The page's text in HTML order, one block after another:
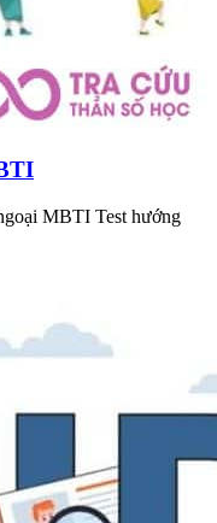
MBTI Test hướng